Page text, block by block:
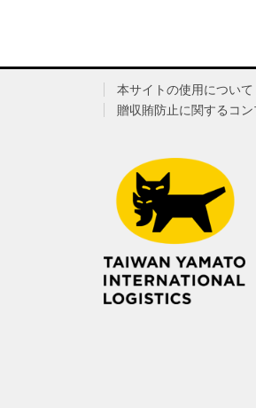
本サイトの使用について
贈収賄防止に関するコ